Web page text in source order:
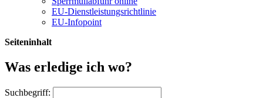
EU-Dienstleistungsrichtlinie
EU-Infopoint
Seiteninhalt
Was erledige ich wo?
Suchbegriff: